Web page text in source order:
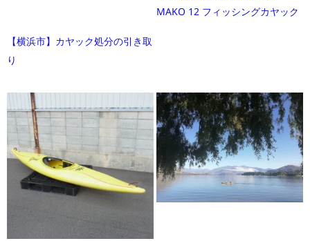
【横浜市】カヤック処分の引き取
り
MAKO 12 フィッシングカヤック